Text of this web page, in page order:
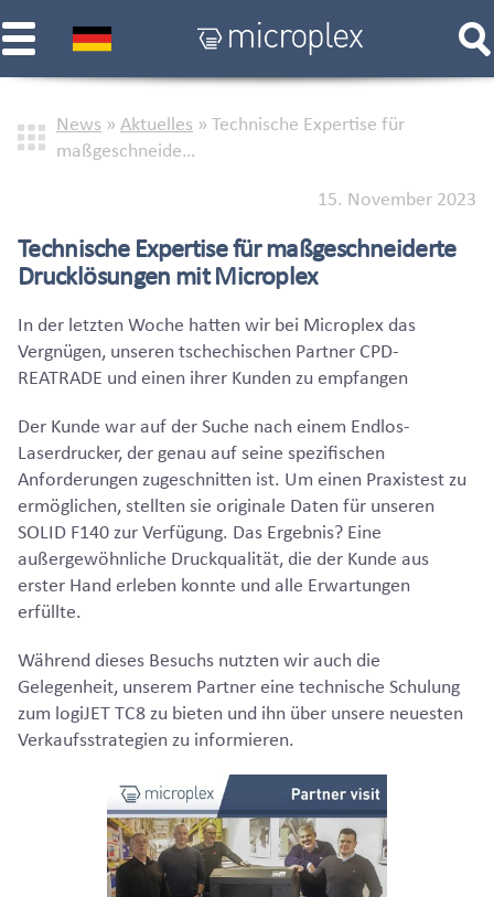
News » Aktuelles » Technische Expertise für
maßgeschneide…
15. November 2023
Technische Expertise für maßgeschneiderte
Drucklösungen mit Microplex
In der letzten Woche hatten wir bei Microplex das
Vergnügen, unseren tschechischen Partner CPD-
REATRADE und einen ihrer Kunden zu empfangen
Der Kunde war auf der Suche nach einem Endlos-
Laserdrucker, der genau auf seine spezifischen
Anforderungen zugeschnitten ist. Um einen Praxistest zu
ermöglichen, stellten sie originale Daten für unseren
SOLID F140 zur Verfügung. Das Ergebnis? Eine
außergewöhnliche Druckqualität, die der Kunde aus
erster Hand erleben konnte und alle Erwartungen
erfüllte.
Während dieses Besuchs nutzten wir auch die
Gelegenheit, unserem Partner eine technische Schulung
zum logiJET TC8 zu bieten und ihn über unsere neuesten
Verkaufsstrategien zu informieren.